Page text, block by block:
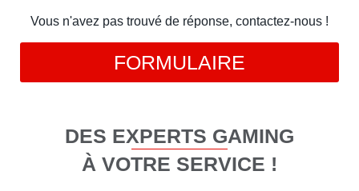
Vous n'avez pas trouvé de réponse, contactez-nous !
FORMULAIRE
DES EXPERTS GAMING
À VOTRE SERVICE !